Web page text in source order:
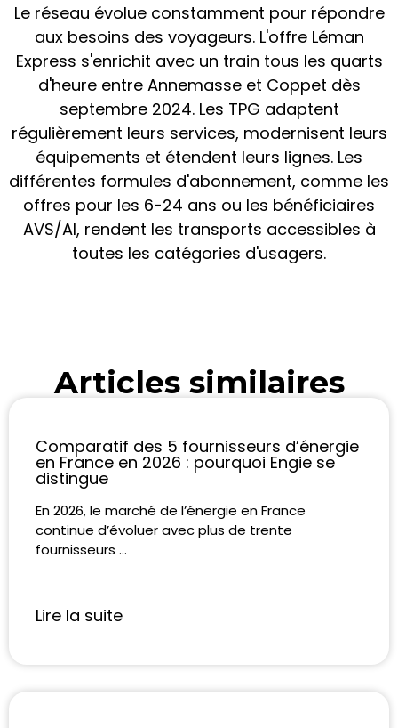
Le réseau évolue constamment pour répondre
aux besoins des voyageurs. L'offre Léman
Express s'enrichit avec un train tous les quarts
d'heure entre Annemasse et Coppet dès
septembre 2024. Les TPG adaptent
régulièrement leurs services, modernisent leurs
équipements et étendent leurs lignes. Les
différentes formules d'abonnement, comme les
offres pour les 6-24 ans ou les bénéficiaires
AVS/AI, rendent les transports accessibles à
toutes les catégories d'usagers.
Articles similaires
Comparatif des 5 fournisseurs d’énergie
en France en 2026 : pourquoi Engie se
distingue
En 2026, le marché de l’énergie en France
continue d’évoluer avec plus de trente
fournisseurs ...
Lire la suite